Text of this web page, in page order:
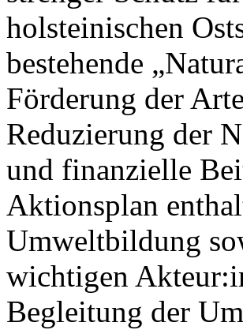
holsteinischen
bestehende
Förderung der
Reduzierung der
und finanzielle
Aktionsplan
Umweltbildung
wichtigen
Begleitung der